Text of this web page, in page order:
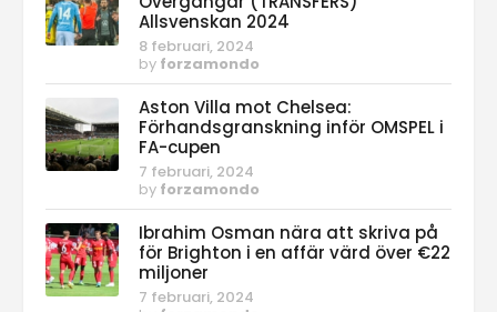
Allsvenskan 2024
8 februari, 2024
by forzamondo
Aston Villa mot Chelsea:
Förhandsgranskning inför OMSPEL i
FA-cupen
7 februari, 2024
by forzamondo
Ibrahim Osman nära att skriva på
för Brighton i en affär värd över €22
miljoner
7 februari, 2024